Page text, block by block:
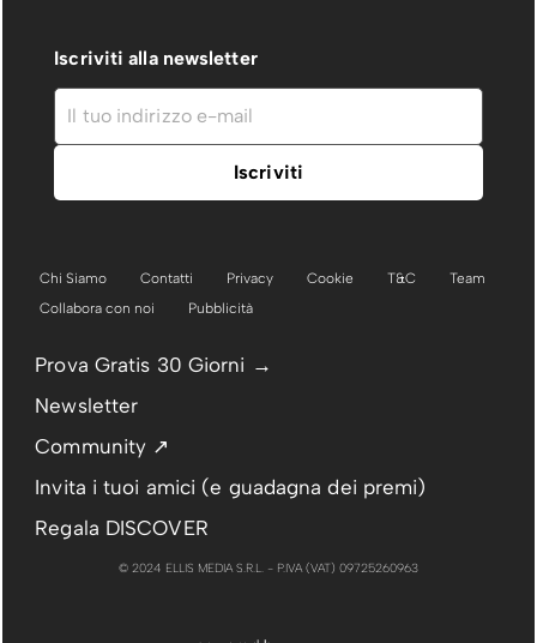
Iscriviti alla newsletter
Chi Siamo Contatti Privacy Cookie T&C
Team
Collabora con noi
Pubblicità
Prova Gratis 30 Giorni →
Newsletter
Community ↗
Invita i tuoi amici (e guadagna dei premi)
Regala DISCOVER
© 2024 ELLIS MEDIA S.R.L. - P.IVA (VAT) 09725260963